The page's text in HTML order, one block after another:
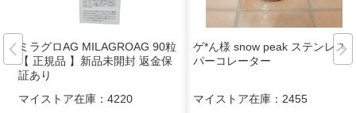
ミラグロAG MILAGROAG 90粒
【 正規品 】新品未開封 返金保
証あり
マイストア在庫： 4220
ゲ*ん様 snow peak ステンレス
パーコレーター
マイストア在庫： 2455